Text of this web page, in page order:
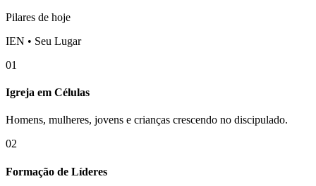
Pilares de hoje
IEN • Seu Lugar
01
Igreja em Células
Homens, mulheres, jovens e crianças crescendo no discipulado.
02
Formação de Líderes